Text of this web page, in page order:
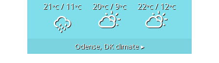
21°C/ 11°C 20°C/ 9°C 22°C/ 12°C
Odense, DKclimate ▸